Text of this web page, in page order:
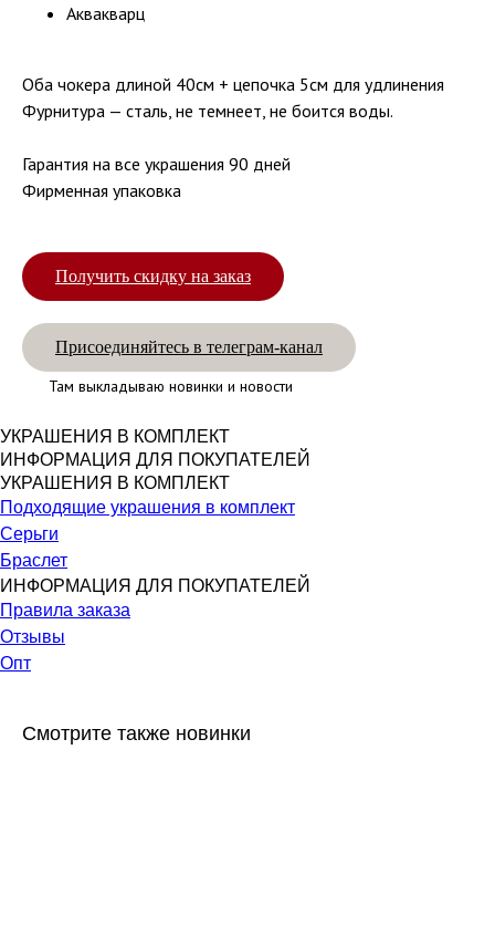
Аквакварц
Оба чокера длиной 40см + цепочка 5см для удлинения
Фурнитура — сталь, не темнеет, не боится воды.
Гарантия на все украшения 90 дней
Фирменная упаковка
Получить скидку на заказ
Присоединяйтесь в телеграм-канал
Там выкладываю новинки и новости
УКРАШЕНИЯ В КОМПЛЕКТ
ИНФОРМАЦИЯ ДЛЯ ПОКУПАТЕЛЕЙ
УКРАШЕНИЯ В КОМПЛЕКТ
Подходящие украшения в комплект
Серьги
Браслет
ИНФОРМАЦИЯ ДЛЯ ПОКУПАТЕЛЕЙ
Правила заказа
Отзывы
Опт
Смотрите также новинки